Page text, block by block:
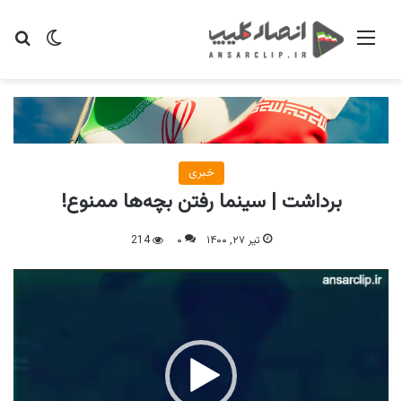
تغییر منو
خبری
برداشت | سینما رفتن بچه‌ها ممنوع!
تیر ۲۷, ۱۴۰۰ ۰ 214
نمایشگر
ویدیو